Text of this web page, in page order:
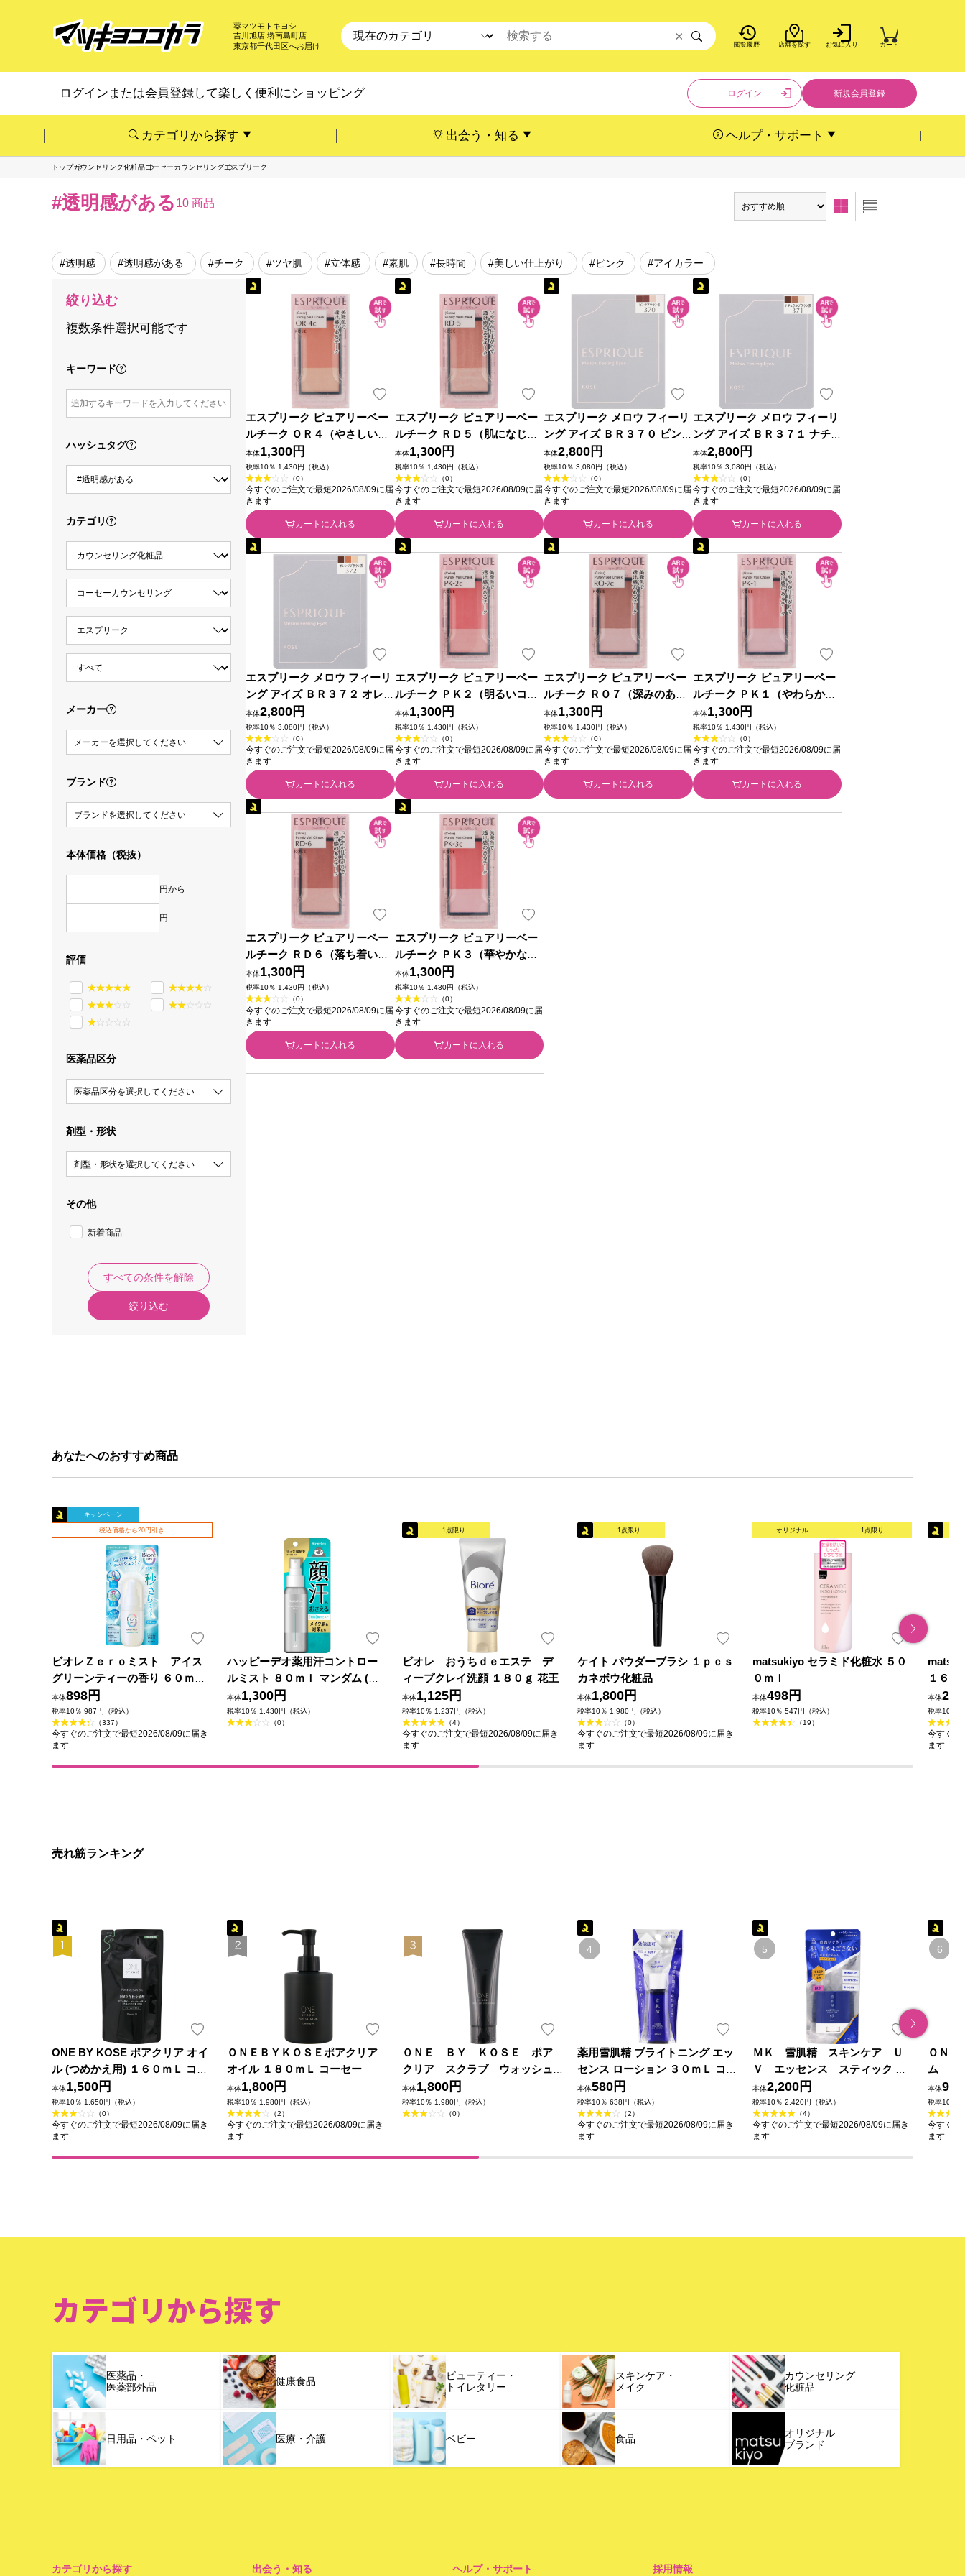
薬マツモトキヨシ
吉川旭店 堺南島町店
東京都千代田区へお届け 閲覧履歴 店舗を探す お気に入り カート
×
ログインまたは会員登録して楽しく便利にショッピング ログイン 新規会員登録
カテゴリから探す 出会う・知る ヘルプ・サポート
トップカウンセリング化粧品コーセーカウンセリングエスプリーク
#透明感がある 10 商品
#透明感 #透明感がある #チーク #ツヤ肌 #立体感 #素肌 #長時間 #美しい仕上がり #ピンク #アイカラー
絞り込む
複数条件選択可能です
キーワード
ハッシュタグ
カテゴリ
メーカー
メーカーを選択してください
ブランド
ブランドを選択してください
本体価格（税抜）
円から
円
評価
医薬品区分
医薬品区分を選択してください
剤型・形状
剤型・形状を選択してください
その他
新着商品
すべての条件を解除
絞り込む
エスプリーク ピュアリーベー
ルチーク ＯＲ４（やさしいア
プリコットオレンジ） ３．３
ｇ コーセー
本体1,300円
税率10％ 1,430円（税込）
（0）
今すぐのご注文で最短2026/08/09に届
きます
カートに入れる
エスプリーク ピュアリーベー
ルチーク ＲＤ５（肌になじむ
ピーチレッド） ３．３ｇ コー
セー
本体1,300円
税率10％ 1,430円（税込）
（0）
今すぐのご注文で最短2026/08/09に届
きます
カートに入れる
エスプリーク メロウ フィーリ
ング アイズ ＢＲ３７０ ピンク
ブラウン系 ５ｇ コーセー
本体2,800円
税率10％ 3,080円（税込）
（0）
今すぐのご注文で最短2026/08/09に届
きます
カートに入れる
エスプリーク メロウ フィーリ
ング アイズ ＢＲ３７１ ナチュ
ラルブラウン系 ５ｇ コーセー
本体2,800円
税率10％ 3,080円（税込）
（0）
今すぐのご注文で最短2026/08/09に届
きます
カートに入れる
エスプリーク メロウ フィーリ
ング アイズ ＢＲ３７２ オレン
ジブラウン系 ５ｇ コーセー
本体2,800円
税率10％ 3,080円（税込）
（0）
今すぐのご注文で最短2026/08/09に届
きます
カートに入れる
エスプリーク ピュアリーベー
ルチーク ＰＫ２（明るいコー
ラルピンク） ３．３ｇ コーセ
ー
本体1,300円
税率10％ 1,430円（税込）
（0）
今すぐのご注文で最短2026/08/09に届
きます
カートに入れる
エスプリーク ピュアリーベー
ルチーク ＲＯ７（深みのある
モデレートローズ） ３．３ｇ
コーセー
本体1,300円
税率10％ 1,430円（税込）
（0）
今すぐのご注文で最短2026/08/09に届
きます
カートに入れる
エスプリーク ピュアリーベー
ルチーク ＰＫ１（やわらかな
クリームピンク） ３．３ｇ コ
ーセー
本体1,300円
税率10％ 1,430円（税込）
（0）
今すぐのご注文で最短2026/08/09に届
きます
カートに入れる
エスプリーク ピュアリーベー
ルチーク ＲＤ６（落ち着いた
リキュールレッド） ３．３ｇ
コーセー
本体1,300円
税率10％ 1,430円（税込）
（0）
今すぐのご注文で最短2026/08/09に届
きます
カートに入れる
エスプリーク ピュアリーベー
ルチーク ＰＫ３（華やかなフ
ラワーピンク） ３．３ｇ コー
セー
本体1,300円
税率10％ 1,430円（税込）
（0）
今すぐのご注文で最短2026/08/09に届
きます
カートに入れる
あなたへのおすすめ商品
キャンペーン
税込価格から20円引き
ビオレＺｅｒｏミスト アイス
グリーンティーの香り ６０ｍＬ
花王
本体898円
税率10％ 987円（税込）
（337）
今すぐのご注文で最短2026/08/09に届き
ます
ハッピーデオ薬用汗コントロー
ルミスト ８０ｍｌ マンダム (医
薬部外品)
本体1,300円
税率10％ 1,430円（税込）
（0）
1点限り
ビオレ おうちｄｅエステ デ
ィープクレイ洗顔 １８０ｇ 花王
本体1,125円
税率10％ 1,237円（税込）
（4）
今すぐのご注文で最短2026/08/09に届き
ます
1点限り
ケイト パウダーブラシ １ｐｃｓ
カネボウ化粧品
本体1,800円
税率10％ 1,980円（税込）
（0）
今すぐのご注文で最短2026/08/09に届き
ます
オリジナル 1点限り
matsukiyo セラミド化粧水 ５０
０ｍｌ
本体498円
税率10％ 547円（税込）
（19）
１６０
本体
税率10％
今すぐの
ます
売れ筋ランキング
ONE BY KOSE ポアクリア オイ
ル (つめかえ用) １６０ｍＬ コー
セー
本体1,500円
税率10％ 1,650円（税込）
（0）
今すぐのご注文で最短2026/08/09に届き
ます
ＯＮＥＢＹＫＯＳＥポアクリア
オイル １８０ｍＬ コーセー
本体1,800円
税率10％ 1,980円（税込）
（2）
今すぐのご注文で最短2026/08/09に届き
ます
ＯＮＥ ＢＹ ＫＯＳＥ ポア
クリア スクラブ ウォッシュ
１３０ｇ コーセー
本体1,800円
税率10％ 1,980円（税込）
（0）
薬用雪肌精 ブライトニング エッ
センス ローション ３０ｍＬ コー
セー (医薬部外品)
本体580円
税率10％ 638円（税込）
（2）
今すぐのご注文で最短2026/08/09に届き
ます
ＭＫ 雪肌精 スキンケア Ｕ
Ｖ エッセンス スティック ２
０ｇ コーセー
本体2,200円
税率10％ 2,420円（税込）
（4）
今すぐのご注文で最短2026/08/09に届き
ます
ＯＮ
ム シ
薬部外
本体
税率10％
今すぐの
ます
カテゴリから探す
医薬品・
医薬部外品
健康食品
ビューティー・
トイレタリー
スキンケア・
メイク
カウンセリング
化粧品
日用品・ペット 医療・介護 ベビー 食品
オリジナル
ブランド
カテゴリから探す 出会う・知る ヘルプ・サポート 採用情報